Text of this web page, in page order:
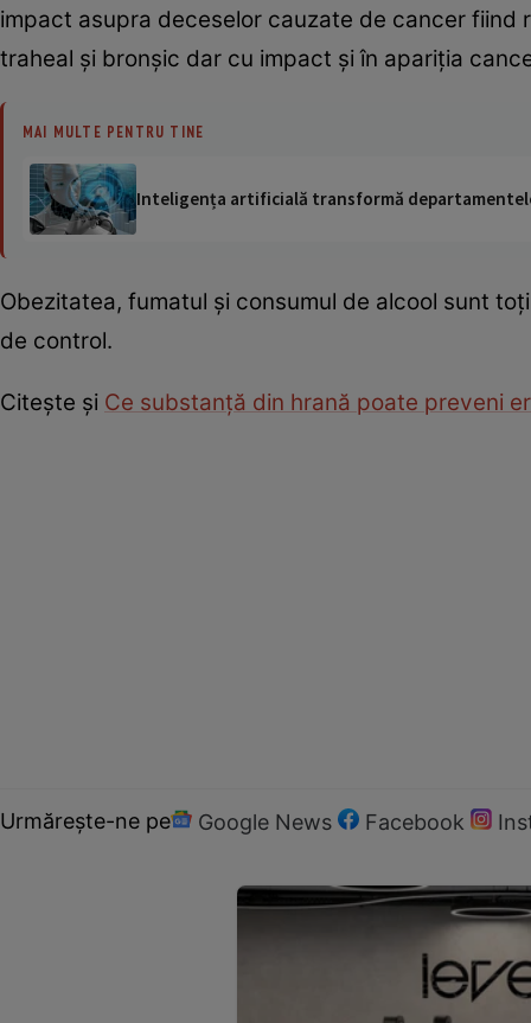
impact asupra deceselor cauzate de cancer fiind
traheal și bronșic dar cu impact și în apariția
MAI MULTE PENTRU TINE
Inteligența artificială transformă
Obezitatea, fumatul și consumul de alcool sunt
de control.
Citește și Ce substanță din hrană poate preveni
Urmărește-ne pe Google News Facebook